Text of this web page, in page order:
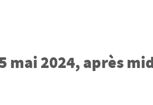
mai 2024, après